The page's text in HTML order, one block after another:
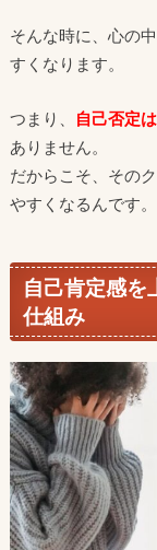
そんな時に、心の
すくなります。
つまり、 自己否定
ありません。
だからこそ、その
やすくなるんです。
自己肯定感を
仕組み